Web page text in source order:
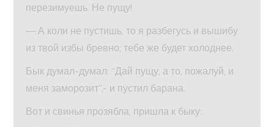
перезимуешь. Не пущу!
— А коли не пустишь, то я разбегусь и вышибу
из твой избы бревно; тебе же будет холоднее.
Бык думал-думал: “Дай пущу, а то, пожалуй, и
меня заморозит”,- и пустил барана.
Вот и свинья прозябла, пришла к быку: